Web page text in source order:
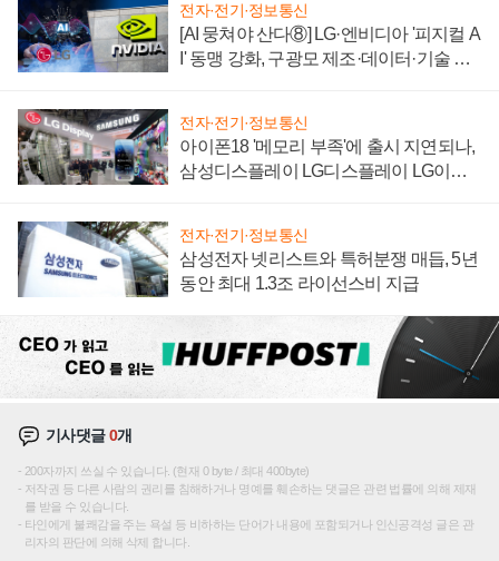
전자·전기·정보통신
[AI 뭉쳐야 산다⑧] LG·엔비디아 '피지컬 A
I' 동맹 강화, 구광모 제조·데이터·기술 결
전자·전기·정보통신
아이폰18 '메모리 부족'에 출시 지연되나,
삼성디스플레이 LG디스플레이 LG이노
전자·전기·정보통신
삼성전자 넷리스트와 특허분쟁 매듭, 5년
동안 최대 1.3조 라이선스비 지급
기사댓글0개
200자까지 쓰실 수 있습니다. (현재 0 byte / 최대 400byte)
저작권 등 다른 사람의 권리를 침해하거나 명예를 훼손하는 댓글은 관련 법률에 의해 제재
를 받을 수 있습니다.
타인에게 불쾌감을 주는 욕설 등 비하하는 단어가 내용에 포함되거나 인신공격성 글은 관
리자의 판단에 의해 삭제 합니다.